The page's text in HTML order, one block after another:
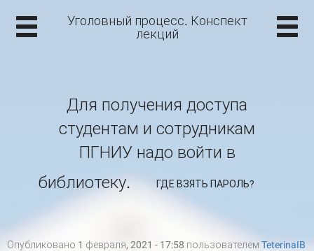
Уголовный процесс. Конспект
лекций
Для получения доступа
студентам и сотрудникам
ПГНИУ надо войти в
библиотеку.
ГДЕ ВЗЯТЬ ПАРОЛЬ?
Опубликовано 1 февраля, 2021 - 17:58 пользователем TeterinaIB